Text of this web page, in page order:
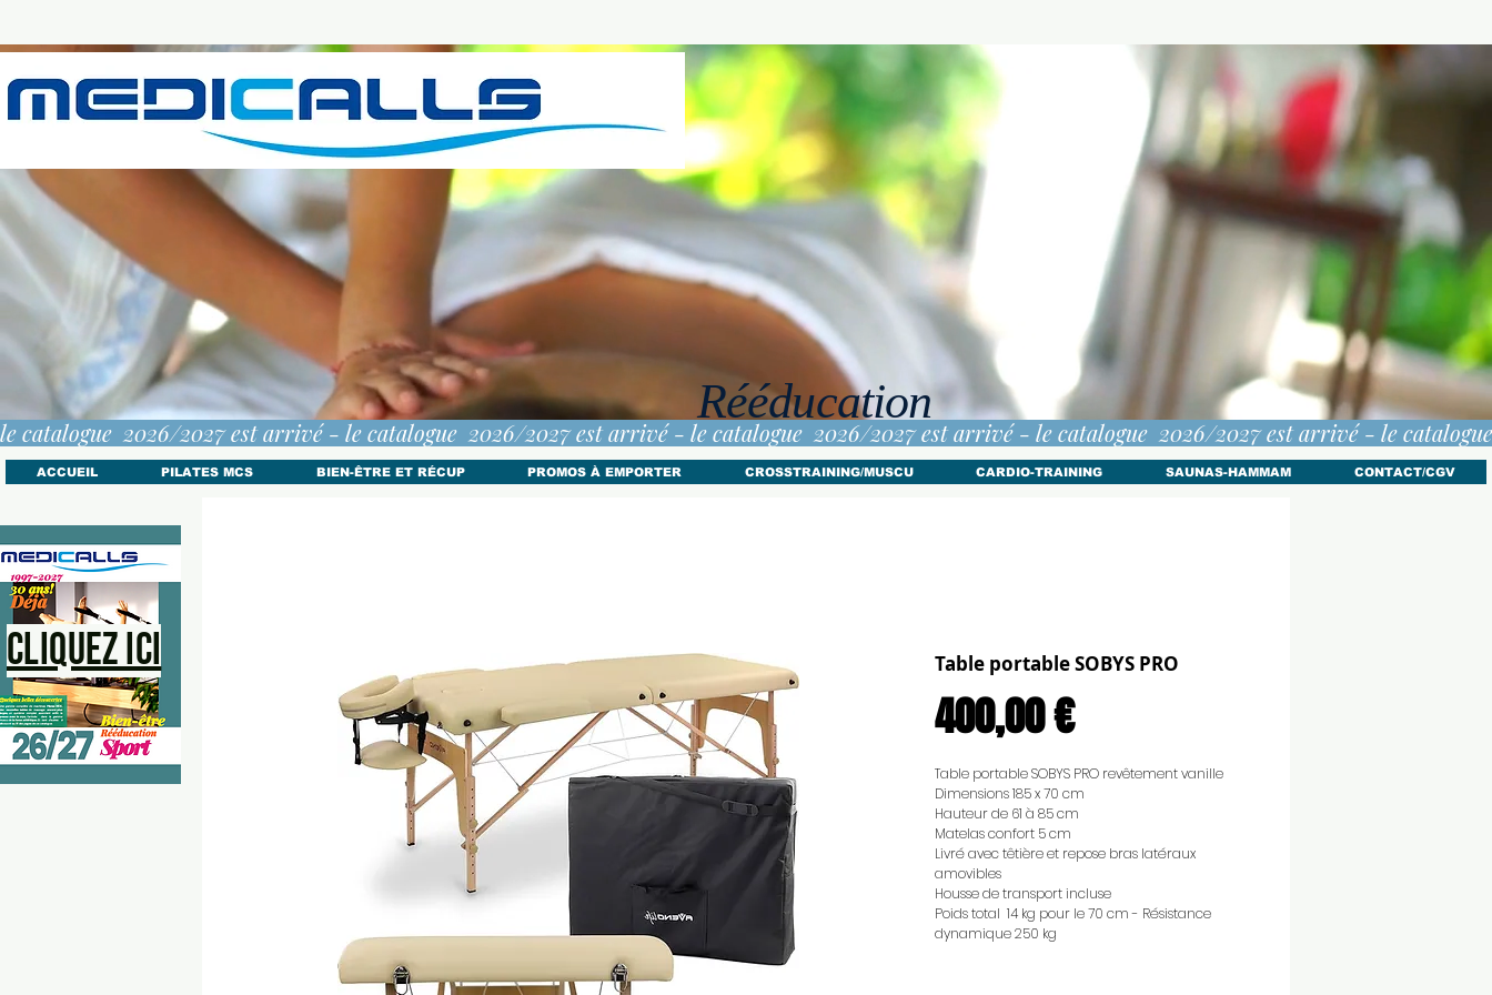
Rééducation
le catalogue  2026/2027 est arrivé -
ACCUEIL PILATES MCS BIEN-ÊTRE ET RÉCUP PROMOS À EMPORTER CROSSTRAINING/MUSCU CARDIO-TRAINING SAUNAS-HAMMAM CONTACT/CGV
Table portable SOBYS PRO
400,00 €Prix
Table portable SOBYS PRO revêtement vanille
Dimensions 185 x 70 cm
Hauteur de 61 à 85 cm
Matelas confort 5 cm
Livré avec têtière et repose bras latéraux
amovibles
Housse de transport incluse
Poids total 14 kg pour le 70 cm - Résistance
dynamique 250 kg
Cliquez ici